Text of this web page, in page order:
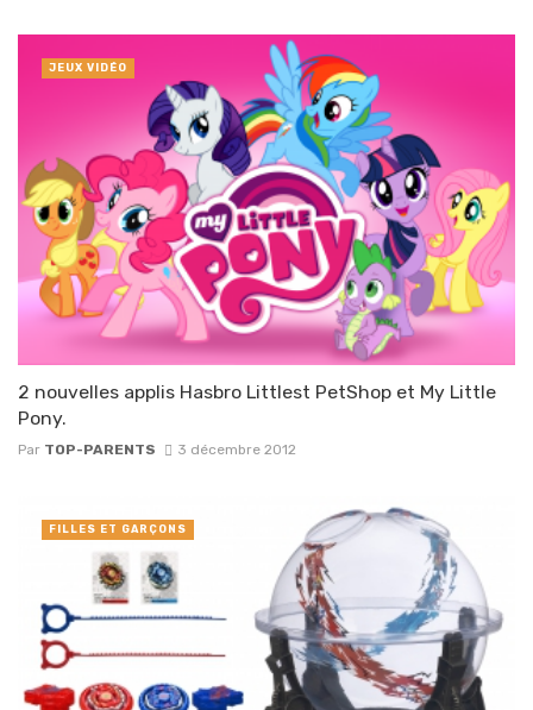
2 nouvelles applis Hasbro Littlest PetShop et My Little
Pony.
Par TOP-PARENTS 3 décembre 2012
JEUX VIDÉO
FILLES ET GARÇONS